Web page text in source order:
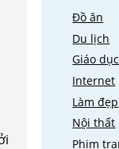
Đồ ăn
Du lịch
Giáo dục
Internet
Làm đẹp
Nội thất
Phim